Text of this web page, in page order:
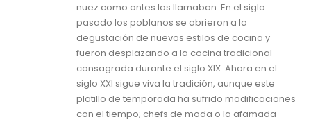
nuez como antes los llamaban. En el siglo
pasado los poblanos se abrieron a la
degustación de nuevos estilos de cocina y
fueron desplazando a la cocina tradicional
consagrada durante el siglo XIX. Ahora en el
siglo XXI sigue viva la tradición, aunque este
platillo de temporada ha sufrido modificaciones
con el tiempo; chefs de moda o la afamada